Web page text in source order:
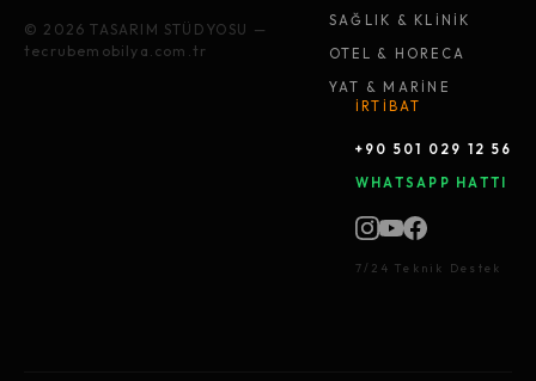
© 2026 TASARIM STÜDYOSU —
tecrubemobilya.com.tr
SAĞLIK & KLİNİK
OTEL & HORECA
YAT & MARİNE
İRTİBAT
+90 501 029 12 56
WHATSAPP HATTI
7/24 Teknik Destek